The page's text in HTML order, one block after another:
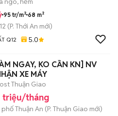
95 tr/m² 68 m²
(P. Thới An mới)
Q12 5.0
NGAY, KO CẦN KN] NV
XE MÁY
Thuận Giao
triệu/tháng
Thuận An (P. Thuận Giao mới)